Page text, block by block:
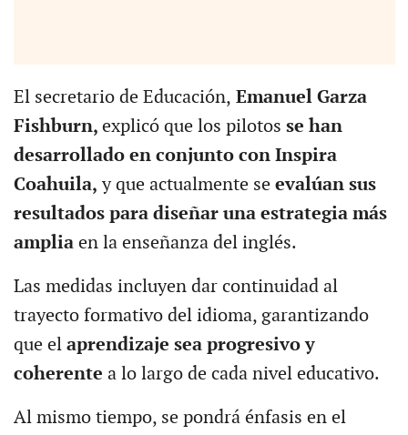
El secretario de Educación, Emanuel Garza
Fishburn, explicó que los pilotos se han
desarrollado en conjunto con Inspira
Coahuila, y que actualmente seevalúan sus
resultados para diseñar una estrategia más
amplia en la enseñanza del inglés.
Las medidas incluyen dar continuidad al
trayecto formativo del idioma, garantizando
que elaprendizaje sea progresivo y
coherente a lo largo de cada nivel educativo.
Al mismo tiempo, se pondrá énfasis en el